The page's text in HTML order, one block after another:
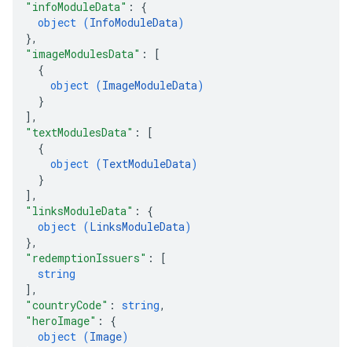
"infoModuleData" : {
object (InfoModuleData)
},
"imageModulesData" :
[
{
object (ImageModuleData)
}
] ,
"textModulesData" :
[
{
object (TextModuleData)
}
] ,
"linksModuleData" : {
object (LinksModuleData)
},
"redemptionIssuers" :
[
string
] ,
"countryCode" : string,
"heroImage" : {
object (Image)